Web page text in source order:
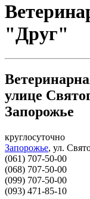
"Друг"
улице
Запорожье
круглосуточно
Запорожье, ул.
(061) 707-50-00
(068) 707-50-00
(099) 707-50-00
(093) 471-85-10